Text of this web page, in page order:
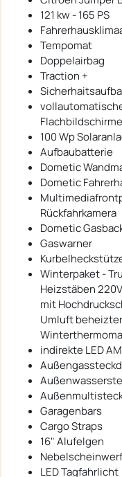
121 kw - 165 PS
Tempomat
Doppelairbag
Traction +
100 Wp
Aufbaubatterie
Dometic
Dometic
Rückfahrkamera
Dometic
Gaswarner
Winterpaket -
Heizstäben
mit
Umluft
indirekte LED
Garagenbars
Cargo Straps
16" Alufelgen
LED Tagfahrlicht